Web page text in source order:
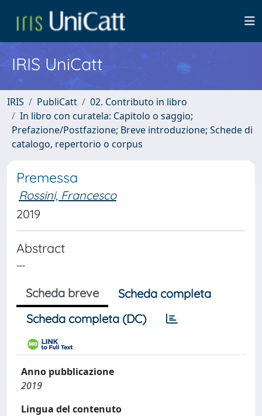
IRIS UniCatt
IRIS PubliCatt
02. Contributo in libro
In libro con curatela: Capitolo o saggio;
Prefazione/Postfazione; Breve introduzione; Schede di
catalogo, repertorio o corpus
Premessa
Rossini, Francesco
2019
Abstract
---
Scheda breve
Scheda completa
Scheda completa (DC)
Anno pubblicazione
2019
Lingua del contenuto